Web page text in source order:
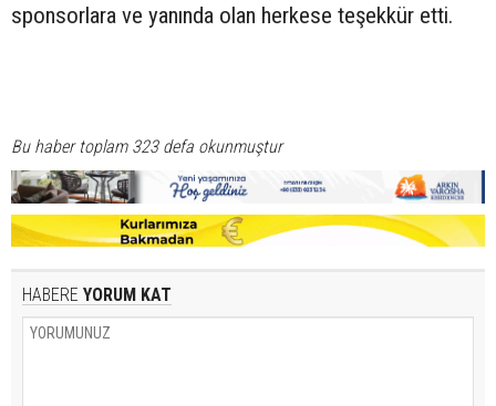
sponsorlara ve yanında olan herkese teşekkür etti.
Bu haber toplam 323 defa okunmuştur
HABERE YORUM KAT